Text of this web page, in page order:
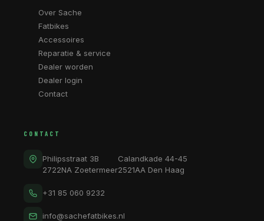
Over Sache
Fatbikes
Accessoires
Reparatie & service
Dealer worden
Dealer login
Contact
CONTACT
Philipsstraat 3B
2722NA Zoetermeer
Calandkade 44-45
2521AA Den Haag
+31 85 060 9232
info@sachefatbikes.nl